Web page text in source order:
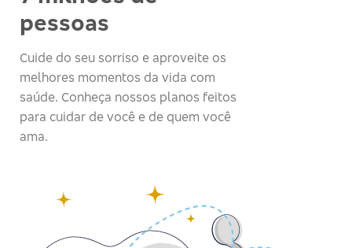
pessoas
Cuide do seu sorriso e aproveite os
melhores momentos da vida com
saúde. Conheça nossos planos feitos
para cuidar de você e de quem você
ama.